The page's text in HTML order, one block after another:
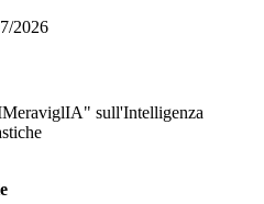
2026
sull'Intelligenza